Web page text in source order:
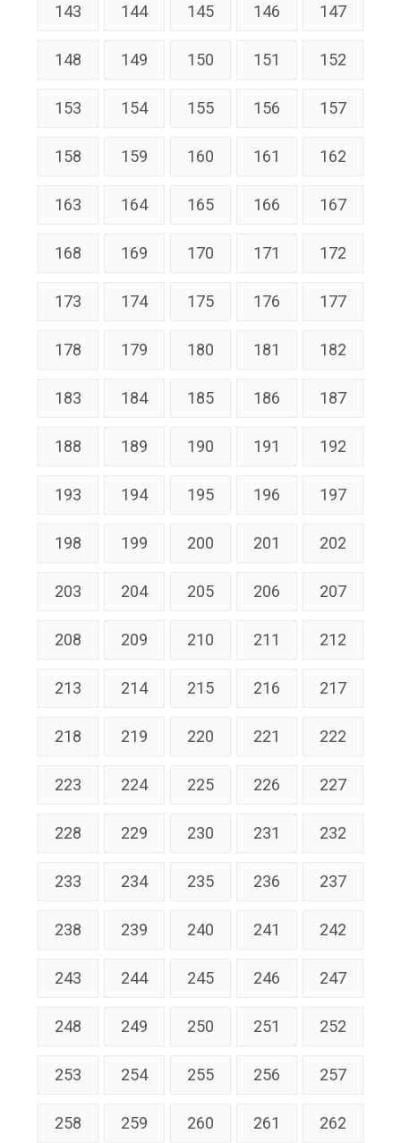
143 144 145 146 147
148 149 150 151 152
153 154 155 156 157
158 159 160 161 162
163 164 165 166 167
168 169 170 171 172
173 174 175 176 177
178 179 180 181 182
183 184 185 186 187
188 189 190 191 192
193 194 195 196 197
198 199 200 201 202
203 204 205 206 207
208 209 210 211 212
213 214 215 216 217
218 219 220 221 222
223 224 225 226 227
228 229 230 231 232
233 234 235 236 237
238 239 240 241 242
243 244 245 246 247
248 249 250 251 252
253 254 255 256 257
258 259 260 261 262